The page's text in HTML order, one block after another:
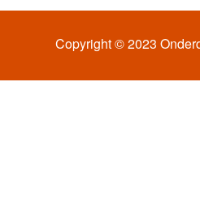
Copyright © 2023